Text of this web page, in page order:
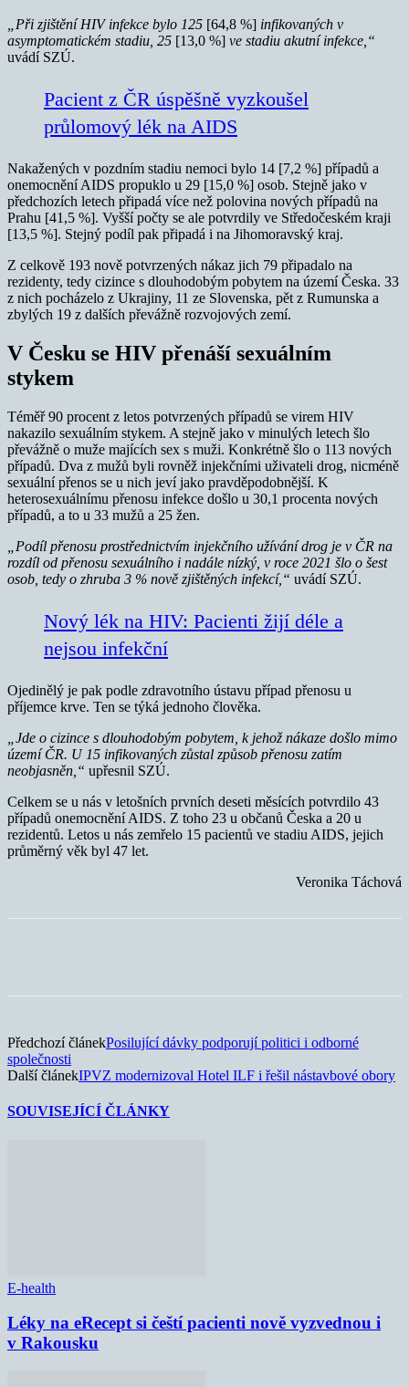
„Při zjištění HIV infekce bylo 125 [64,8 %] infikovaných v
asymptomatickém stadiu, 25 [13,0 %] ve stadiu akutní infekce,“
uvádí SZÚ.
Pacient z ČR úspěšně vyzkoušel
průlomový lék na AIDS
Nakažených v pozdním stadiu nemoci bylo 14 [7,2 %] případů a
onemocnění AIDS propuklo u 29 [15,0 %] osob. Stejně jako v
předchozích letech připadá více než polovina nových případů na
Prahu [41,5 %]. Vyšší počty se ale potvrdily ve Středočeském kraji
[13,5 %]. Stejný podíl pak připadá i na Jihomoravský kraj.
Z celkově 193 nově potvrzených nákaz jich 79 připadalo na
rezidenty, tedy cizince s dlouhodobým pobytem na území Česka. 33
z nich pocházelo z Ukrajiny, 11 ze Slovenska, pět z Rumunska a
zbylých 19 z dalších převážně rozvojových zemí.
V Česku se HIV přenáší sexuálním
stykem
Téměř 90 procent z letos potvrzených případů se virem HIV
nakazilo sexuálním stykem. A stejně jako v minulých letech šlo
převážně o muže majících sex s muži. Konkrétně šlo o 113 nových
případů. Dva z mužů byli rovněž injekčními uživateli drog, nicméně
sexuální přenos se u nich jeví jako pravděpodobnější. K
heterosexuálnímu přenosu infekce došlo u 30,1 procenta nových
případů, a to u 33 mužů a 25 žen.
„Podíl přenosu prostřednictvím injekčního užívání drog je v ČR na
rozdíl od přenosu sexuálního i nadále nízký, v roce 2021 šlo o šest
osob, tedy o zhruba 3 % nově zjištěných infekcí,“ uvádí SZÚ.
Nový lék na HIV: Pacienti žijí déle a
nejsou infekční
Ojedinělý je pak podle zdravotního ústavu případ přenosu u
příjemce krve. Ten se týká jednoho člověka.
„Jde o cizince s dlouhodobým pobytem, k jehož nákaze došlo mimo
území ČR. U 15 infikovaných zůstal způsob přenosu zatím
neobjasněn,“ upřesnil SZÚ.
Celkem se u nás v letošních prvních deseti měsících potvrdilo 43
případů onemocnění AIDS. Z toho 23 u občanů Česka a 20 u
rezidentů. Letos u nás zemřelo 15 pacientů ve stadiu AIDS, jejich
průměrný věk byl 47 let.
Veronika Táchová
Předchozí článekPosilující dávky podporují politici i odborné
společnosti
Další článekIPVZ modernizoval Hotel ILF i řešil nástavbové obory
SOUVISEJÍCÍ ČLÁNKY
E-health
Léky na eRecept si čeští pacienti nově vyzvednou i
v Rakousku